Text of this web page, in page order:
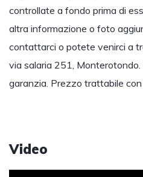
controllate a fondo prima di
altra informazione o foto
contattarci o potete venirci a
via salaria 251,
garanzia. Prezzo trattabile
Video